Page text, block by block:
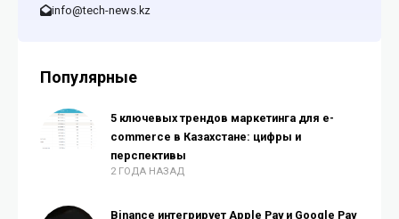
info@tech-news.kz
Популярные
5 ключевых трендов маркетинга для e-
commerce в Казахстане: цифры и
перспективы
2 ГОДА НАЗАД
Binance интегрирует Apple Pay и Google Pay